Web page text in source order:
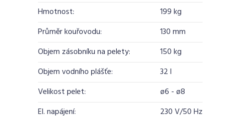
Hmotnost:
199 kg
Průměr kouřovodu:
130 mm
Objem zásobníku na pelety:
150 kg
Objem vodního plášťe:
32 l
Velikost pelet:
ø6 - ø8
El. napájení:
230 V/50 Hz